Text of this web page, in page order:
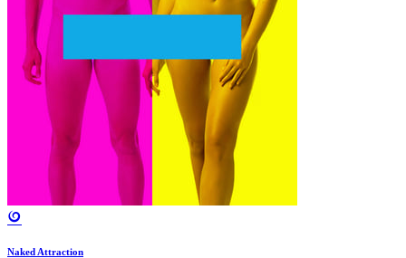
Naked Attraction